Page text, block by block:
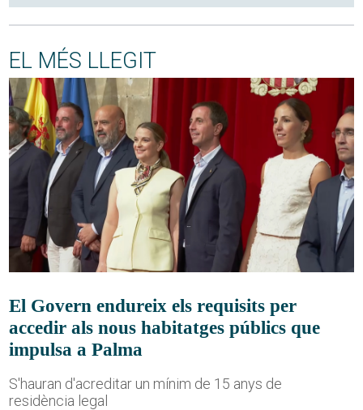
EL MÉS LLEGIT
El Govern endureix els requisits per
accedir als nous habitatges públics que
impulsa a Palma
S'hauran d'acreditar un mínim de 15 anys de
residència legal